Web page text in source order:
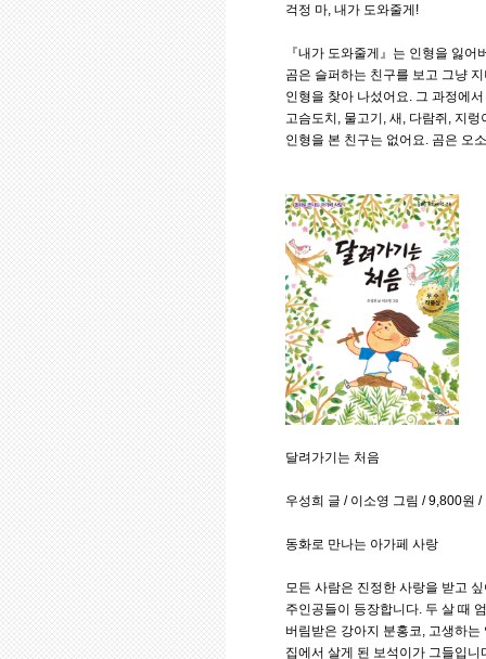
걱정 마, 내가 도와줄게!
『내가 도와줄게』는 인형을 잃
곰은 슬퍼하는 친구를 보고 그냥
인형을 찾아 나섰어요. 그 과정에
고슴도치, 물고기, 새, 다람쥐, 지
인형을 본 친구는 없어요. 곰은 오
달려가기는 처음
우성희 글 / 이소영 그림 / 9,800원
동화로 만나는 아가페 사랑
모든 사람은 진정한 사랑을 받고
주인공들이 등장합니다. 두 살 때
버림받은 강아지 분홍코, 고생하
집에서 살게 된 보석이가 그들입니